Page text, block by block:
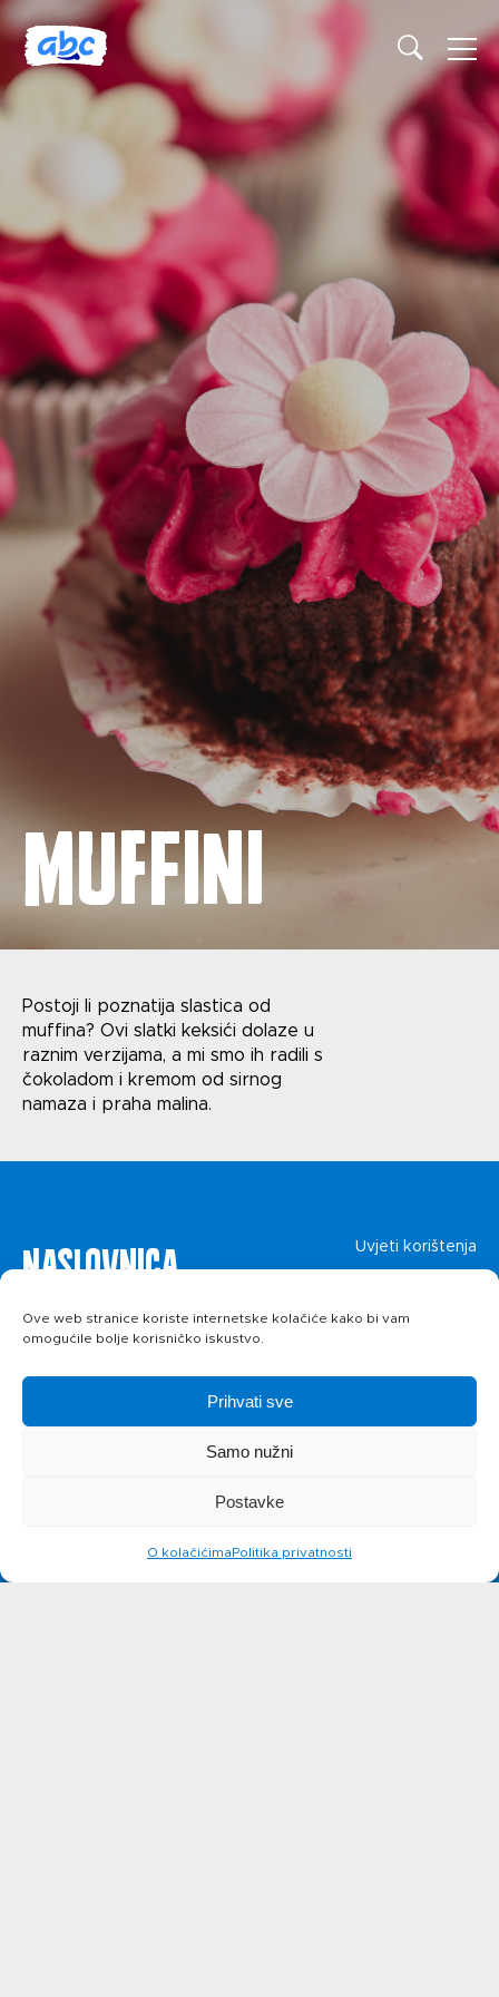
Ove web stranice koriste internetske kolačiće kako bi vam
omogućile bolje korisničko iskustvo.
Prihvati sve
Samo nužni
Postavke
O kolačićimaPolitika privatnosti
Naslovnica
Proizvodi
Recepti
Priča o ABC siru
Novosti
Uvjeti korištenja
Politika privatnosti
Muffini
Postoji li poznatija slastica od
muffina? Ovi slatki keksići dolaze u
raznim verzijama, a mi smo ih radili s
čokoladom i kremom od sirnog
namaza i praha malina.
Naslovnica
Proizvodi
Recepti
Uvjeti korištenja